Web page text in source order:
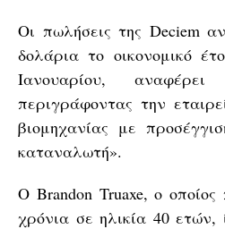
Οι πωλήσεις της Deciem
δολάρια το οικονομικό
Ιανουαρίου,
περιγράφοντας την
βιομηχανίας με
καταναλωτή».
Ο Brandon Truaxe, ο
χρόνια σε ηλικία 40 ετών,